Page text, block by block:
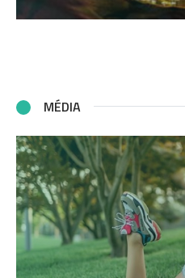
MÉDIA